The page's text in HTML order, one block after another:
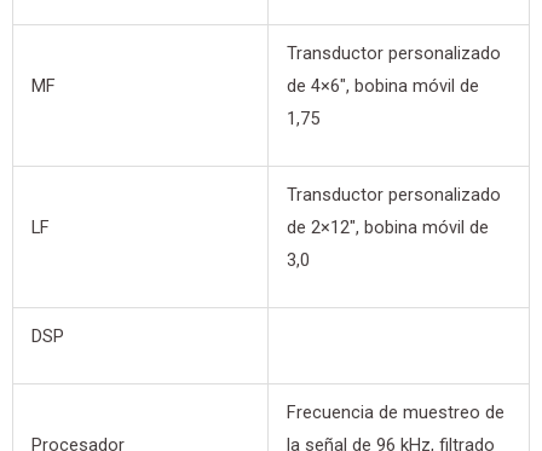
MF
Transductor personalizado
de 4×6″, bobina móvil de
1,75
LF
Transductor personalizado
de 2×12″, bobina móvil de
3,0
DSP
Procesador
Frecuencia de muestreo de
la señal de 96 kHz, filtrado